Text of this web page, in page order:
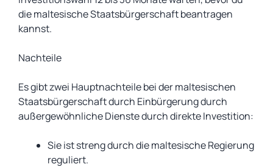
die maltesische Staatsbürgerschaft beantragen
kannst.
Nachteile
Es gibt zwei Hauptnachteile bei der maltesischen
Staatsbürgerschaft durch Einbürgerung durch
außergewöhnliche Dienste durch direkte Investition:
Sie ist streng durch die maltesische Regierung
reguliert.